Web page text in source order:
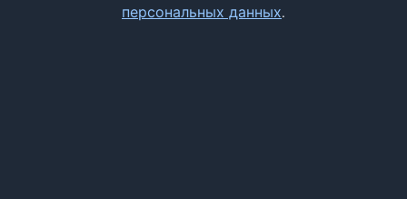
персональных данных.